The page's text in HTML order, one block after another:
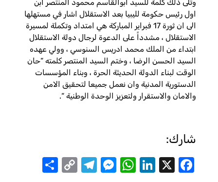
وتلى ذلك كلمة للسيد ابوالقاسم محمود المنتصر ابن
اول رئيس حكومة لليبيا بعد الاستقلال اشار في مستهلها
الى ان ثورة 17 فبراير المباركة هي امتداد وتكملة لمسيرة
الاستقلال ، مشدداً على الدعوة لرجال دولة الاستقلال
ابتداء من الملك محمد ادريس السنوسي ، وولي عهده
السيد الحسن الرضا ، وختم السيد المنتصر كلمته “حان
الوقت لبناء الدولة الحديثة الحرة ، وبناء المؤسسات
الدستورية المدنية وان نعمل جميعا لتحقيق الامن
والامان والاستقرار ولتعزيز الوحدة الوطنية “.
شارك:
Facebook
X
LinkedIn
WhatsApp
Messenger
Telegram
Copy